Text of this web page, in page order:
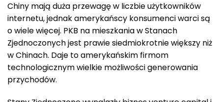
Chiny mają duża przewagę w liczbie użytkowników
internetu, jednak amerykańscy konsumenci warci są
o wiele więcej. PKB na mieszkania w Stanach
Zjednoczonych jest prawie siedmiokrotnie większy niż
w Chinach. Daje to amerykańskim firmom
technologicznym wielkie możliwości generowania
przychodów.